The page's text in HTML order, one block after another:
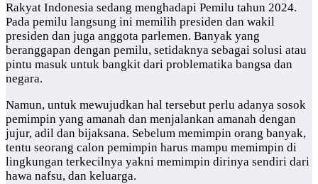
Rakyat Indonesia sedang menghadapi Pemilu tahun 2024.
Pada pemilu langsung ini memilih presiden dan wakil
presiden dan juga anggota parlemen. Banyak yang
beranggapan dengan pemilu, setidaknya sebagai solusi atau
pintu masuk untuk bangkit dari problematika bangsa dan
negara.
Namun, untuk mewujudkan hal tersebut perlu adanya sosok
pemimpin yang amanah dan menjalankan amanah dengan
jujur, adil dan bijaksana. Sebelum memimpin orang banyak,
tentu seorang calon pemimpin harus mampu memimpin di
lingkungan terkecilnya yakni memimpin dirinya sendiri dari
hawa nafsu, dan keluarga.